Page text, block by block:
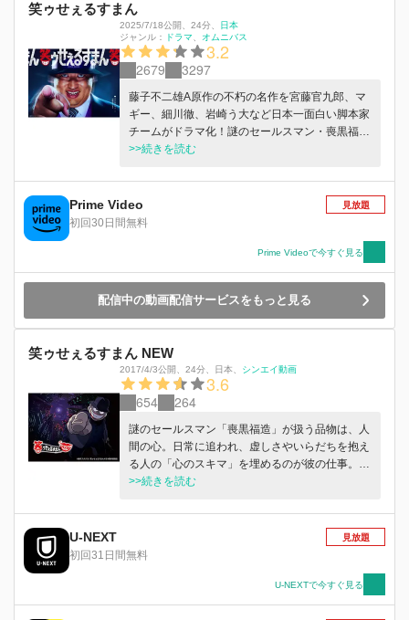
笑ゥせぇるすまん
2025/7/18公開 24分
日本
ジャンル：
ドラマ オムニバス
3.2
2679 3297
藤子不二雄A原作の不朽の名作を宮藤官九郎、マ
ギー、細川徹、岩崎う大など日本一面白い脚本家
チームがドラマ化！謎のセールスマン・喪黒福造
が悩める現代人のココロのスキマに入り込み、そ
き堕とすブラックユーモア・エンターテインメン
ト。
>>続きを読む
Prime Video
初回30日間無料
見放題
Prime Videoで今すぐ見る
配信中の動画配信サービスをもっと見る
笑ゥせぇるすまん NEW
2017/4/3公開 24分 日本 シンエイ動画
3.6
654 264
謎のセールスマン「喪黒福造」が扱う品物は、人
間の心。日常に追われ、虚しさやいらだちを抱え
る人の「心のスキマ」を埋めるのが彼の仕事。い
え、代金は必要ありません。ただし、約束はくれ
子不二雄（A）原作、ブラックユーモアたっぷり
の大人の寓話をアニメ化。1989年からTBS『ギ
ミア・ぶれいく』内にて放送した本作は、人間の
クトあるキャラクターで、一大ブームを築きまし
た。 アニメといえばお子さま向け、とお思いの
>>続きを読む
U-NEXT
初回31日間無料
見放題
U-NEXTで今すぐ見る